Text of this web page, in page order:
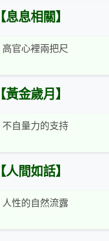
【息息相關】
高官心裡兩把尺
【黃金歲月】
不自量力的支持
【人間如話】
人性的自然流露